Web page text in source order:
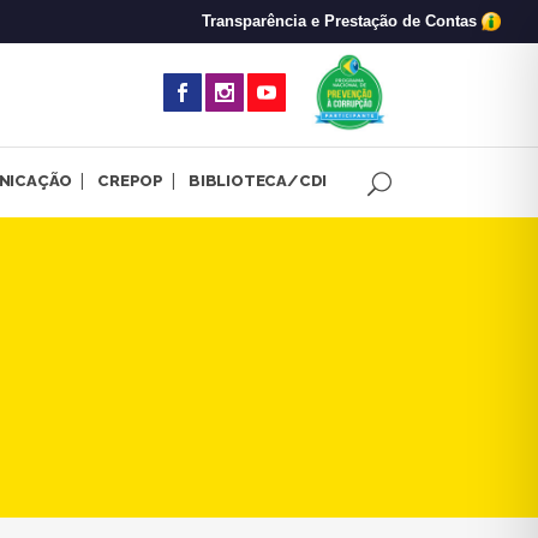
Transparência e Prestação de Contas
CREPOP BIBLIOTECA/CDI
e exercício profissional